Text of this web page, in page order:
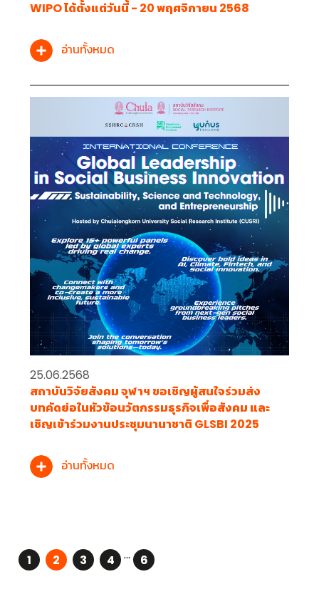
WIPO ได้ตั้งแต่วันนี้ - 20 พฤศจิกายน 2568
อ่านทั้งหมด
25.06.2568
สถาบันวิจัยสังคม จุฬาฯ ขอเชิญผู้สนใจร่วมส่ง
บทคัดย่อในหัวข้อนวัตกรรมธุรกิจเพื่อสังคม และ
เชิญเข้าร่วมงานประชุมนานาชาติ GLSBI 2025
อ่านทั้งหมด
1 2 3 4 ... 6